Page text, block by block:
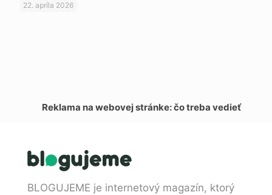
22. apríla 2026
Reklama na webovej stránke: čo treba vedieť
BLOGUJEME je internetový magazín, ktorý